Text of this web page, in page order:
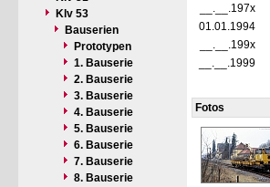
Klv 53
Bauserien
Prototypen
1. Bauserie
2. Bauserie
3. Bauserie
4. Bauserie
5. Bauserie
6. Bauserie
7. Bauserie
8. Bauserie
__.__.197x
01.01.1994
__.__.199x
__.__.1999
Fotos